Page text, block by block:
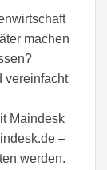
machen
vereinfacht
Maindesk
–
werden.